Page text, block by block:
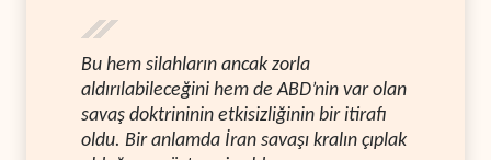
Bu hem silahların ancak zorla
aldırılabileceğini hem de ABD’nin var olan
savaş doktrininin etkisizliğinin bir itirafı
oldu. Bir anlamda İran savaşı kralın çıplak